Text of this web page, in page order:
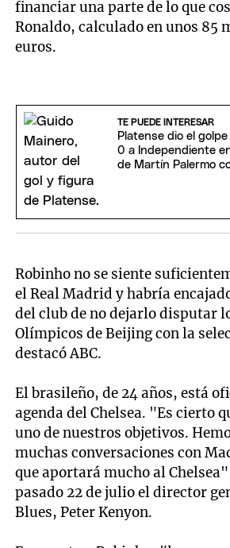
financiar una parte de lo que
Ronaldo, calculado en unos 85
euros.
TE PUEDE INTERESAR
Platense dio el
0 a Independiente
de Martín Palermo
Robinho no se siente
el Real Madrid y habría
del club de no dejarlo disputar
Olímpicos de Beijing con la
destacó ABC.
El brasileño, de 24 años, está
agenda del Chelsea. "Es cierto
uno de nuestros objetivos.
muchas conversaciones con
que aportará mucho al
pasado 22 de julio el director
Blues, Peter Kenyon.